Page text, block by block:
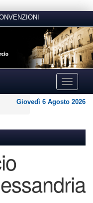
Toggle
Giovedì 6 Agosto 2026